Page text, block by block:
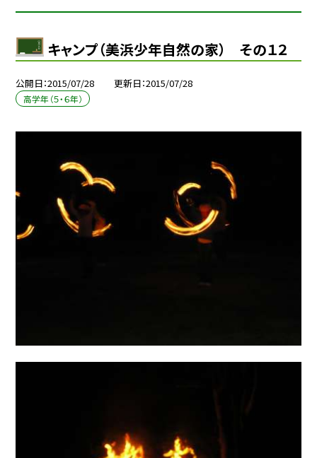
キャンプ（美浜少年自然の家） その１２
公開日 2015/07/28 更新日 2015/07/28
高学年（５・６年）